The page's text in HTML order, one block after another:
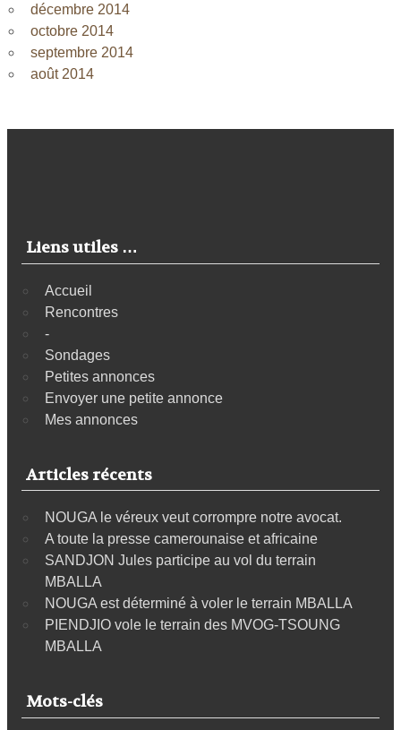
décembre 2014
octobre 2014
septembre 2014
août 2014
Liens utiles …
Accueil
Rencontres
-
Sondages
Petites annonces
Envoyer une petite annonce
Mes annonces
Articles récents
NOUGA le véreux veut corrompre notre avocat.
A toute la presse camerounaise et africaine
SANDJON Jules participe au vol du terrain
MBALLA
NOUGA est déterminé à voler le terrain MBALLA
PIENDJIO vole le terrain des MVOG-TSOUNG
MBALLA
Mots-clés